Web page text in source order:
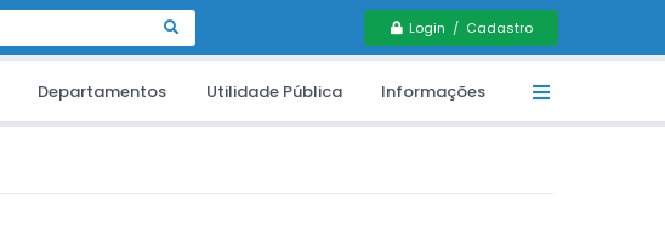
Login / Cadastro
Departamentos Utilidade Pública Informações